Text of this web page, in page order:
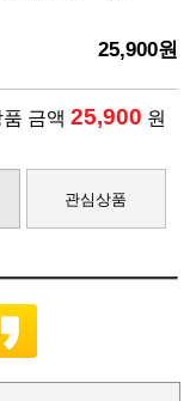
25,900원
금액 25,900 원
관심상품